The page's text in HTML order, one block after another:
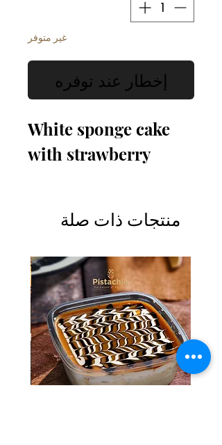
غير متوفر
إخطار عند توفره
White sponge cake
with strawberry
منتجات ذات صلة